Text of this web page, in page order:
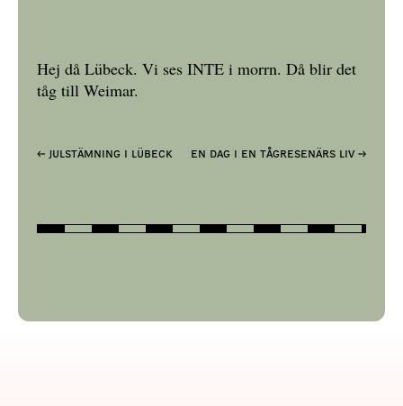
Hej då Lübeck. Vi ses INTE i morrn. Då blir det
tåg till Weimar.
← Julstämning i Lübeck En dag i en tågresenärs liv →